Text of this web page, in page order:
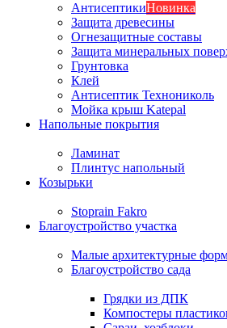
АнтисептикиНовинка
Защита древесины
Огнезащитные составы
Защита минеральных
Грунтовка
Клей
Антисептик Технониколь
Мойка крыш Katepal
Напольные покрытия
Ламинат
Плинтус напольный
Козырьки
Stoprain Fakro
Благоустройство участка
Малые архитектурные
Благоустройство сада
Грядки из ДПК
Компостеры